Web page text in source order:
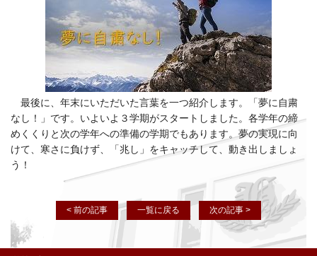
最後に、年末にいただいた言葉を一つ紹介します。「夢に自粛
なし！」です。いよいよ３学期がスタートしました。各学年の締
めくくりと次の学年への準備の学期でもあります。夢の実現に向
けて、寒さに負けず、「兆し」をキャッチして、動き出しましょ
う！
< 前の記事 一覧に戻る 次の記事 >